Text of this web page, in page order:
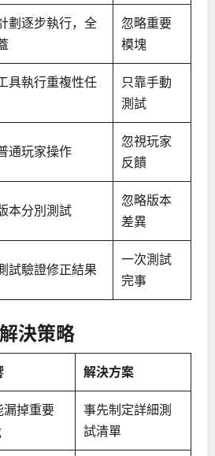
劃逐步執行，全
忽略重要
模塊
具執行重複性任
只靠手動
測試
通玩家操作
忽視玩家
反饋
本分別測試
忽略版本
差異
試驗證修正結果
一次測試
完事
決策略
解決方案
漏掉重要
事先制定詳細測
試清單